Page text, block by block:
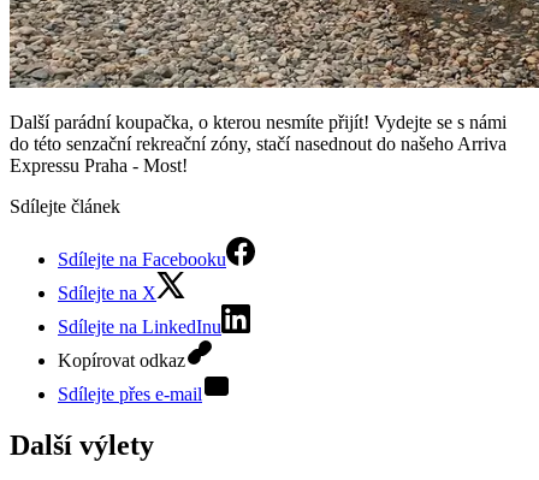
Další parádní koupačka, o kterou nesmíte přijít! Vydejte se s námi
do této senzační rekreační zóny, stačí nasednout do našeho Arriva
Expressu Praha - Most!
Sdílejte článek
Sdílejte na Facebooku
Sdílejte na X
Sdílejte na LinkedInu
Kopírovat odkaz
Sdílejte přes e-mail
Další výlety